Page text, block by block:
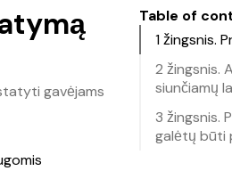
gavėjams
Table of
1 žingsnis.
2 žingsnis.
siunčiamų
3 žingsnis.
galėtų būti